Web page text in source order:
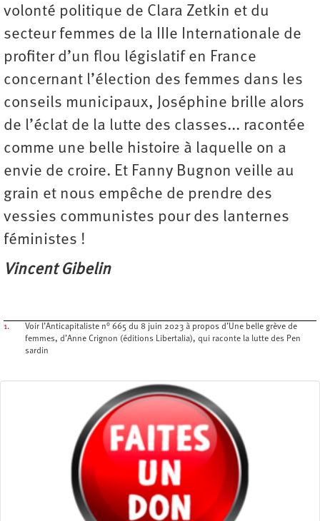
volonté politique de Clara Zetkin et du
secteur femmes de la IIIe Internationale de
profiter d’un flou législatif en France
concernant l’élection des femmes dans les
conseils municipaux, Joséphine brille alors
de l’éclat de la lutte des classes... racontée
comme une belle histoire à laquelle on a
envie de croire. Et Fanny Bugnon veille au
grain et nous empêche de prendre des
vessies communistes pour des lanternes
féministes !
Vincent Gibelin
1.
Voir l’Anticapitaliste n° 665 du 8 juin 2023 à propos d’Une belle grève de
femmes, d’Anne Crignon (éditions Libertalia), qui raconte la lutte des Pen
sardin